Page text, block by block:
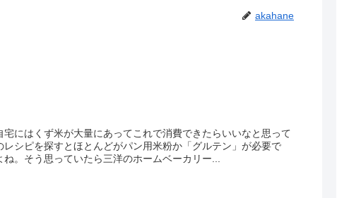
akahane
にはくず米が大量にあってこれで消費できたらいいなと思って
シピを探すとほとんどがパン用米粉か「グルテン」が必要で
。そう思っていたら三洋のホームベーカリー...